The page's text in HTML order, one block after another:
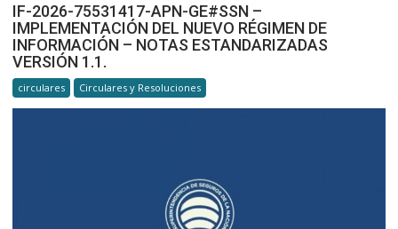
IF-2026-75531417-APN-GE#SSN –
IMPLEMENTACIÓN DEL NUEVO RÉGIMEN DE
INFORMACIÓN – NOTAS ESTANDARIZADAS
VERSIÓN 1.1.
circulares Circulares y Resoluciones